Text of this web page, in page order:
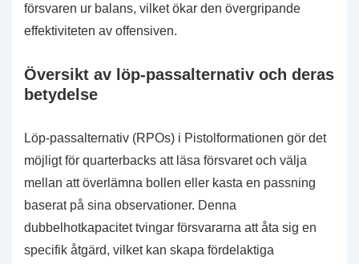
försvaren ur balans, vilket ökar den övergripande
effektiviteten av offensiven.
Översikt av löp-passalternativ och deras
betydelse
Löp-passalternativ (RPOs) i Pistolformationen gör det
möjligt för quarterbacks att läsa försvaret och välja
mellan att överlämna bollen eller kasta en passning
baserat på sina observationer. Denna
dubbelhotkapacitet tvingar försvararna att åta sig en
specifik åtgärd, vilket kan skapa fördelaktiga